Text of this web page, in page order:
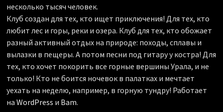
несколько тысяч человек.
Клуб создан для тех, кто ищет приключения! Для тех, кто
любит лес и горы, реки и озера. Клуб для тех, кто обожает
разный активный отдых на природе: походы, сплавы и
вылазки в пещеры. А потом песни под гитару у костра! Для
тех, кто хочет покорить все горные вершины Урала, и не
только! Кто не боится ночевок в палатках и мечтает
уехать на неделю, например, в горную тундру! Работает
на WordPress и Bam.